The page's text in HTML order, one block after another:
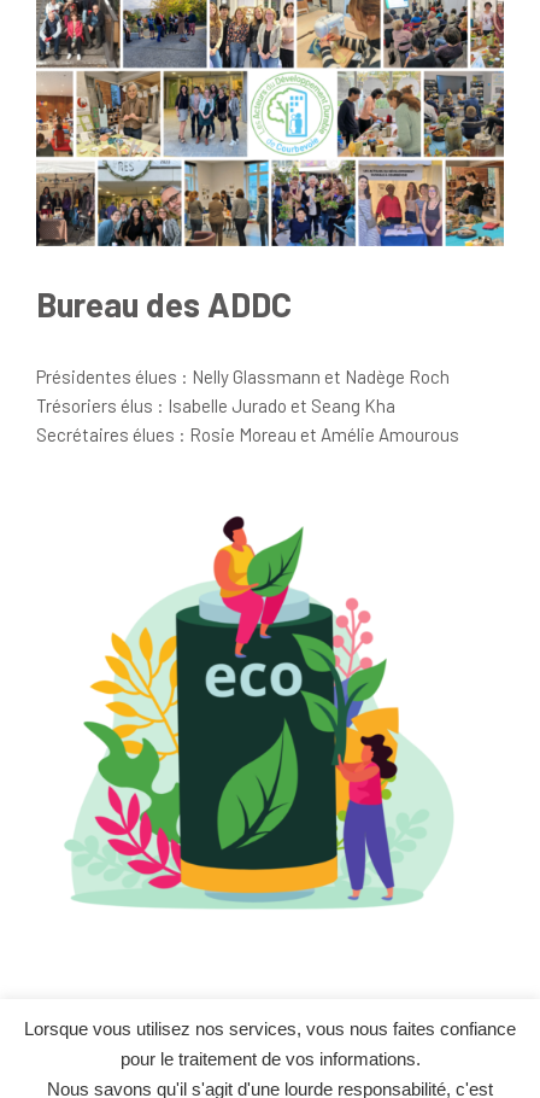
Bureau des ADDC
Présidentes élues : Nelly Glassmann et Nadège Roch
Trésoriers élus : Isabelle Jurado et Seang Kha
Secrétaires élues : Rosie Moreau et Amélie Amourous
Nos membres
Lorsque vous utilisez nos services, vous nous faites confiance
pour le traitement de vos informations.
Nous savons qu'il s'agit d'une lourde responsabilité, c'est